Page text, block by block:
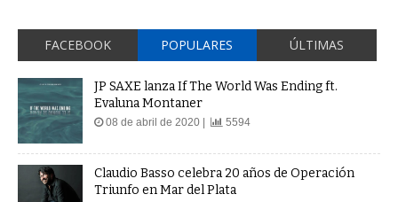
FACEBOOK POPULARES ÚLTIMAS
JP SAXE lanza If The World Was Ending ft.
Evaluna Montaner
08 de abril de 2020 | 5594
Claudio Basso celebra 20 años de Operación
Triunfo en Mar del Plata